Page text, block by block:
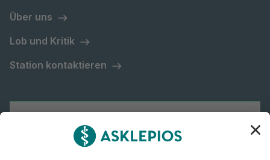
Über uns
Lob und Kritik
Station kontaktieren
Asklepios Gruppe